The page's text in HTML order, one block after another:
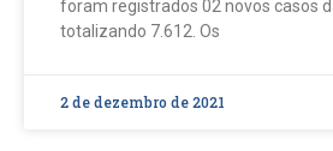
foram registrados 02 novos casos
totalizando 7.612. Os
2 de dezembro de 2021